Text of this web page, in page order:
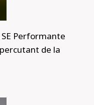
Performante
de la